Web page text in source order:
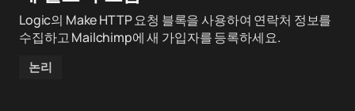
Logic의 Make HTTP 요청 블록을 사용하여 연락처 정보를
수집하고 Mailchimp에 새 가입자를 등록하세요.
논리